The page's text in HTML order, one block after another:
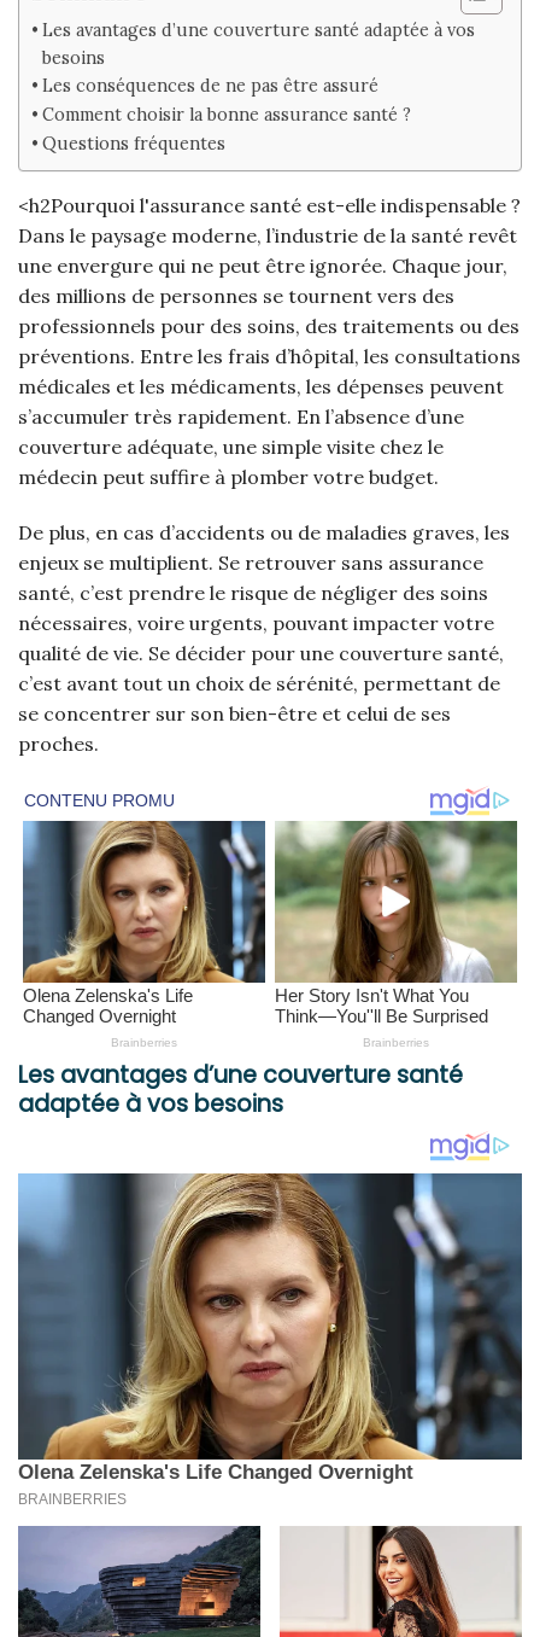
Les avantages d’une couverture santé adaptée à vos
besoins
Les conséquences de ne pas être assuré
Comment choisir la bonne assurance santé ?
Questions fréquentes
<h2Pourquoi l'assurance santé est-elle indispensable ?
Dans le paysage moderne, l’industrie de la santé revêt
une envergure qui ne peut être ignorée. Chaque jour,
des millions de personnes se tournent vers des
professionnels pour des soins, des traitements ou des
préventions. Entre les frais d’hôpital, les consultations
médicales et les médicaments, les dépenses peuvent
s’accumuler très rapidement. En l’absence d’une
couverture adéquate, une simple visite chez le
médecin peut suffire à plomber votre budget.
De plus, en cas d’accidents ou de maladies graves, les
enjeux se multiplient. Se retrouver sans assurance
santé, c’est prendre le risque de négliger des soins
nécessaires, voire urgents, pouvant impacter votre
qualité de vie. Se décider pour une couverture santé,
c’est avant tout un choix de sérénité, permettant de
se concentrer sur son bien-être et celui de ses
proches.
Les avantages d’une couverture santé
adaptée à vos besoins